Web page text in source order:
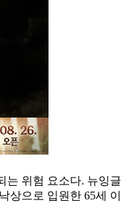
는 위험 요소다. 뉴잉글
상으로 입원한 65세 이